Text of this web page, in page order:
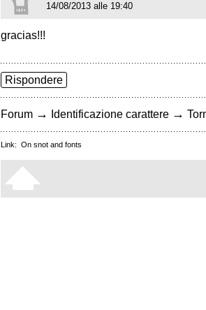
14/08/2013 alle 19:40
gracias!!!
Rispondere
Forum → Identificazione carattere →
Link: On snot and fonts